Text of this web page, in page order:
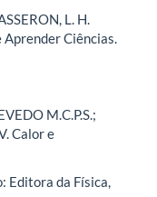
L. H.
Aprender Ciências.
M.C.P.S.;
Calor e
Editora da Física,